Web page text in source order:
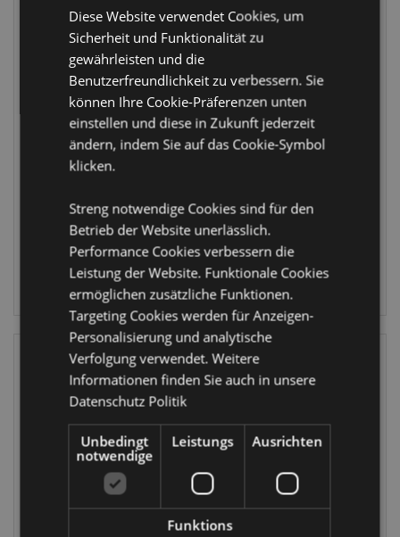
IM SALE
Day of the Dead
Tag der Toten
Nagelfeile
2400 auf
Lager
ANMELDEN
IM SALE
Tropical Frogs
Tropen Frosch
5136 auf
Lager
IM SALE
Tropical Frogs
Pusheen the Cat
Diese Website verwendet Cookies, um
Sicherheit und Funktionalität zu
gewährleisten und die
Benutzerfreundlichkeit zu verbessern. Sie
können Ihre Cookie-Präferenzen unten
einstellen und diese in Zukunft jederzeit
ändern, indem Sie auf das Cookie-Symbol
klicken.
Streng notwendige Cookies sind für den
Betrieb der Website unerlässlich.
Performance Cookies verbessern die
Leistung der Website. Funktionale Cookies
ermöglichen zusätzliche Funktionen.
Targeting Cookies werden für Anzeigen-
Personalisierung und analytische
Verfolgung verwendet. Weitere
Informationen finden Sie auch in unsere
Datenschutz Politik
Unbedingt
notwendige
Leistungs Ausrichten
Funktions